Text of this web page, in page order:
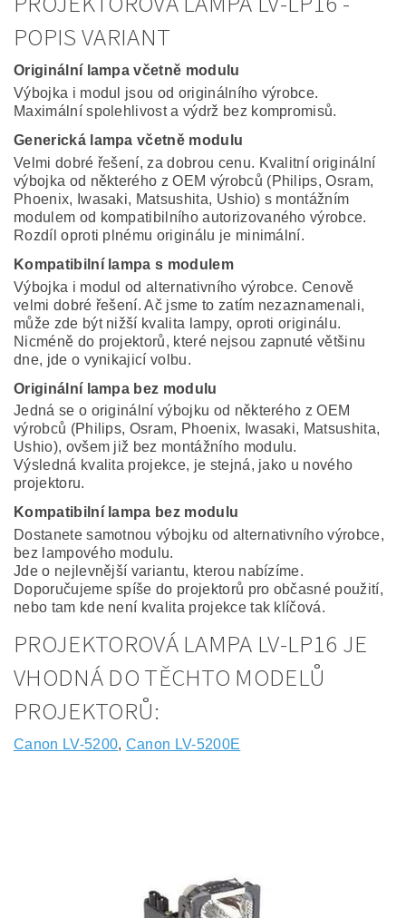
POPIS VARIANT
Originální lampa včetně modulu
Výbojka i modul jsou od originálního výrobce.
Maximální spolehlivost a výdrž bez kompromisů.
Generická lampa včetně modulu
Velmi dobré řešení, za dobrou cenu. Kvalitní originální
výbojka od některého z OEM výrobců (Philips, Osram,
Phoenix, Iwasaki, Matsushita, Ushio) s montážním
modulem od kompatibilního autorizovaného výrobce.
Rozdíl oproti plnému originálu je minimální.
Kompatibilní lampa s modulem
Výbojka i modul od alternativního výrobce. Cenově
velmi dobré řešení. Ač jsme to zatím nezaznamenali,
může zde být nižší kvalita lampy, oproti originálu.
Nicméně do projektorů, které nejsou zapnuté většinu
dne, jde o vynikajicí volbu.
Originální lampa bez modulu
Jedná se o originální výbojku od některého z OEM
výrobců (Philips, Osram, Phoenix, Iwasaki, Matsushita,
Ushio), ovšem již bez montážního modulu.
Výsledná kvalita projekce, je stejná, jako u nového
projektoru.
Kompatibilní lampa bez modulu
Dostanete samotnou výbojku od alternativního výrobce,
bez lampového modulu.
Jde o nejlevnější variantu, kterou nabízíme.
Doporučujeme spíše do projektorů pro občasné použití,
nebo tam kde není kvalita projekce tak klíčová.
PROJEKTOROVÁ LAMPA LV-LP16 JE
VHODNÁ DO TĚCHTO MODELŮ
PROJEKTORŮ:
Canon LV-5200, Canon LV-5200E